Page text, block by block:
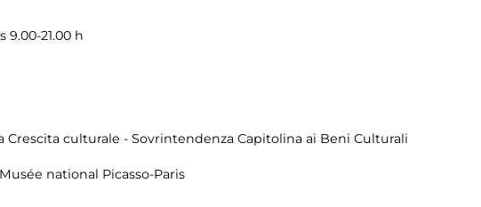
9.00-21.00 h
Crescita culturale - Sovrintendenza Capitolina ai Beni Culturali
national Picasso-Paris